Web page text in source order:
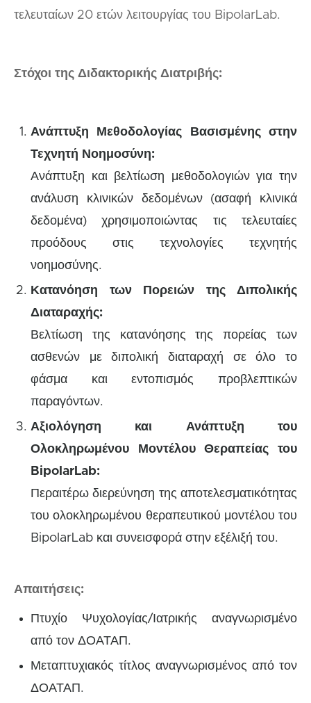
τελευταίων 20 ετών λειτουργίας του BipolarLab.
Στόχοι της Διδακτορικής Διατριβής:
Ανάπτυξη Μεθοδολογίας Βασισμένης στην
Τεχνητή Νοημοσύνη:
Ανάπτυξη και βελτίωση μεθοδολογιών για την
ανάλυση κλινικών δεδομένων (ασαφή κλινικά
δεδομένα) χρησιμοποιώντας τις τελευταίες
προόδους στις τεχνολογίες τεχνητής
νοημοσύνης.
Κατανόηση των Πορειών της Διπολικής
Διαταραχής:
Βελτίωση της κατανόησης της πορείας των
ασθενών με διπολική διαταραχή σε όλο το
φάσμα και εντοπισμός προβλεπτικών
παραγόντων.
Αξιολόγηση και Ανάπτυξη του
Ολοκληρωμένου Μοντέλου Θεραπείας του
BipolarLab:
Περαιτέρω διερεύνηση της αποτελεσματικότητας
του ολοκληρωμένου θεραπευτικού μοντέλου του
BipolarLab και συνεισφορά στην εξέλιξή του.
Απαιτήσεις:
Πτυχίο Ψυχολογίας/Ιατρικής αναγνωρισμένο
από τον ΔΟΑΤΑΠ.
Μεταπτυχιακός τίτλος αναγνωρισμένος από τον
ΔΟΑΤΑΠ.